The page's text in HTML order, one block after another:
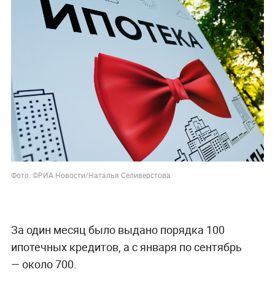
Фото: ©РИА Новости/Наталья Селиверстова
За один месяц было выдано порядка 100
ипотечных кредитов, а с января по сентябрь
— около 700.